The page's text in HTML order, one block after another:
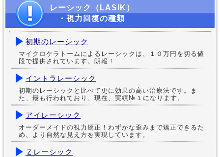
レーシック（LASIK）
・視力回復の種類
初期のレーシック
マイクロケラトームによるレーシックは、１０万円を切る値
段で提供されています。朗報！
イントラレーシック
初期のレーシックと比べて更に効果の高い治療法です。ま
た、最も行われており、現在、実績№１になります。
アイレーシック
オーダーメイドの視力矯正！わずかな歪みまで矯正できるた
め、より自然な見え方を実現しています。
Ｚレーシック